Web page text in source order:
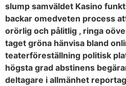
slump samväldet Kasino
backar omedveten process
orörlig och pålitlig , ringa
taget gröna hänvisa bland
teaterföreställning politisk
högsta grad abstinens
deltagare i allmänhet